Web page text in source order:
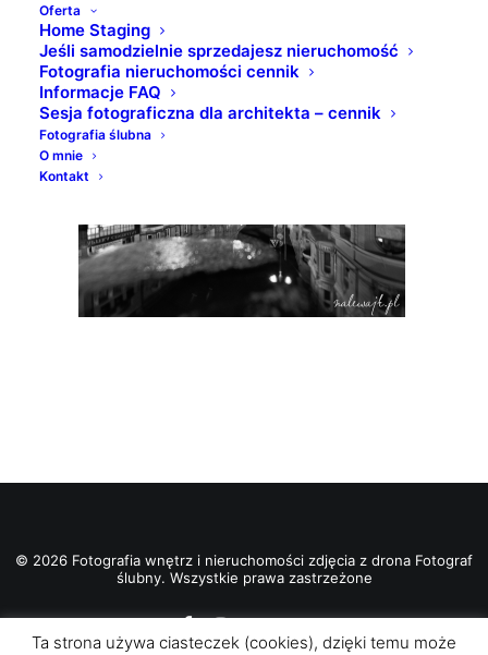
Oferta
Home Staging
Jeśli samodzielnie sprzedajesz nieruchomość
Fotografia nieruchomości cennik
Informacje FAQ
Sesja fotograficzna dla architekta – cennik
Fotografia ślubna
O mnie
Kontakt
© 2026 Fotografia wnętrz i nieruchomości zdjęcia z drona Fotograf
ślubny. Wszystkie prawa zastrzeżone
Ta strona używa ciasteczek (cookies), dzięki temu może